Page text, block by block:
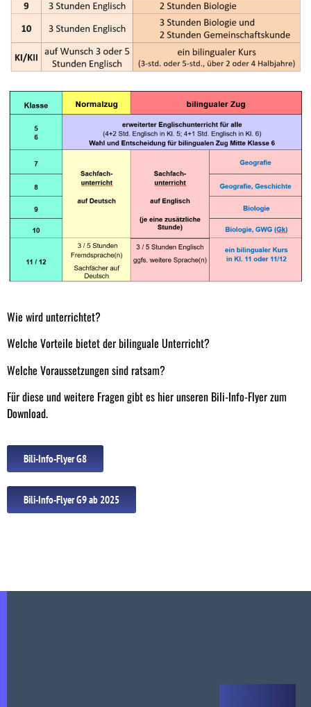
Wie wird unterrichtet?
Welche Vorteile bietet der bilinguale Unterricht?
Welche Voraussetzungen sind ratsam?
Für diese und weitere Fragen gibt es hier unseren Bili-Info-Flyer zum
Download.
Bili-Info-Flyer G8
Bili-Info-Flyer G9 ab 2025